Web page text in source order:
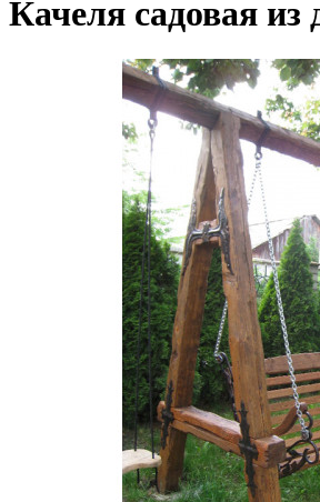
Качеля садовая из